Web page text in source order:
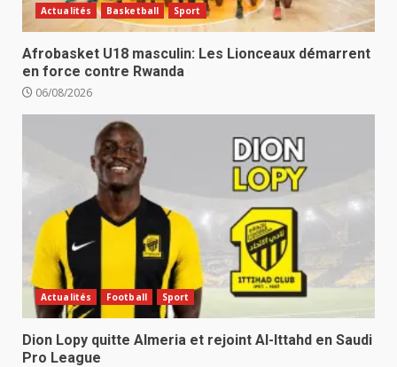
Actualités Basketball Sport
Afrobasket U18 masculin: Les Lionceaux démarrent
en force contre Rwanda
06/08/2026
Actualités Football Sport
Dion Lopy quitte Almeria et rejoint Al-Ittahd en Saudi
Pro League